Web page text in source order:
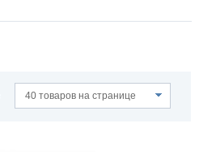
40 товаров на странице